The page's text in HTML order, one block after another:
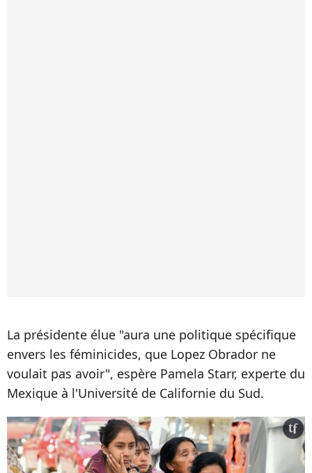
La présidente élue "aura une politique spécifique
envers les féminicides, que Lopez Obrador ne
voulait pas avoir", espère Pamela Starr, experte du
Mexique à l'Université de Californie du Sud.